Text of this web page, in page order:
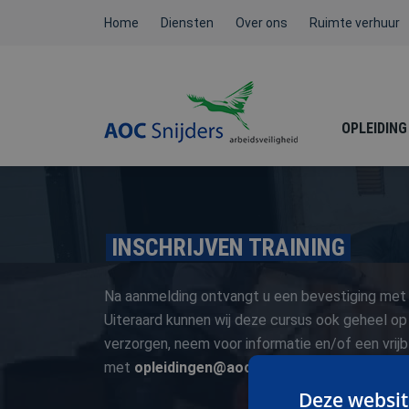
Home Diensten Over ons Ruimte verhuur
BEHEERDER BMI / ATEX /
NEN3140
FYSIEKE BELASTING
INSCHRIJVEN TRAINING
Na aanmelding ontvangt u een bevestiging
Uiteraard kunnen wij deze cursus ook geheel
verzorgen, neem voor informatie en/of een
met opleidingen@aoc-snijders.nl
Deze